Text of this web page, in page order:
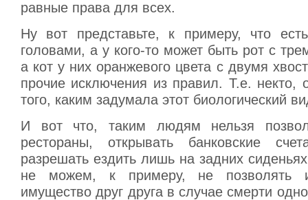
равные права для всех.
Ну вот представьте, к примеру, что
головами, а у кого-то может быть рот с
а кот у них оранжевого цвета с двумя
прочие исключения из правил. Т.е. некто,
того, каким задумала этот биологический
И вот что, таким людям нельзя
рестораны, открывать банковские
разрешать ездить лишь на задних
не можем, к примеру, не позволять
имущество друг друга в случае смерти